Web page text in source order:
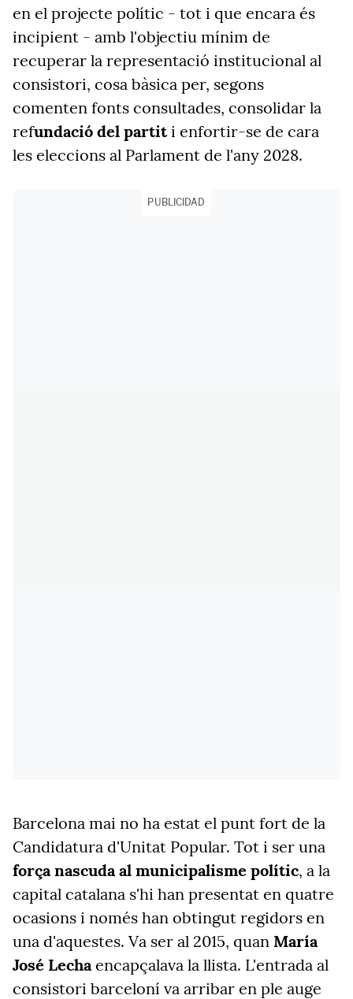
en el projecte polític - tot i que encara és
incipient - amb l'objectiu mínim de
recuperar la representació institucional al
consistori, cosa bàsica per, segons
comenten fonts consultades, consolidar la
refundació del partiti enfortir-se de cara
les eleccions al Parlament de l'any 2028.
PUBLICIDAD
Barcelona mai no ha estat el punt fort de la
Candidatura d'Unitat Popular. Tot i ser una
força nascuda al municipalisme polític, a la
capital catalana s'hi han presentat en quatre
ocasions i només han obtingut regidors en
una d'aquestes. Va ser al 2015, quan María
José Lechaencapçalava la llista. L'entrada al
consistori barceloní va arribar en ple auge